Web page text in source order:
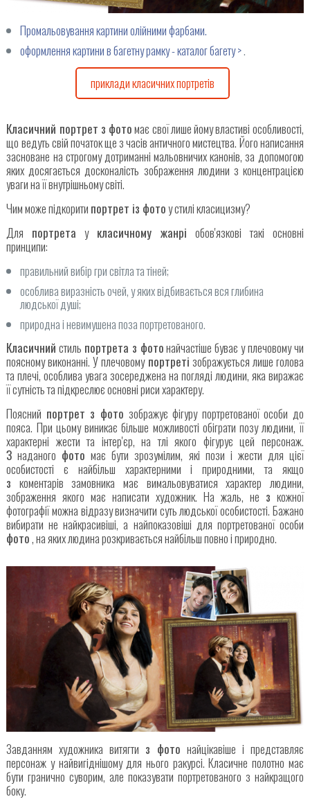
Промальовування картини олійними фарбами.
оформлення картини в багетну рамку - каталог багету >.
приклади класичних портретів
Класичний портрет з фотомає свої лише йому властиві особливості,
що ведуть свій початок ще з часів античного мистецтва. Його написання
засноване на строгому дотриманні мальовничих канонів, за допомогою
яких досягається досконалість зображення людини з концентрацією
уваги на її внутрішньому світі.
Чим може підкорити портрет із фотоу стилі класицизму?
Для портрета у класичному жанрі обов'язкові такі основні
принципи:
правильний вибір гри світла та тіней;
особлива виразність очей, у яких відбивається вся глибина
людської душі;
природна і невимушена поза портретованого.
Класичний стиль портрета з фотонайчастіше буває у плечовому чи
поясному виконанні. У плечовому портреті зображується лише голова
та плечі, особлива увага зосереджена на погляді людини, яка виражає
її сутність та підкреслює основні риси характеру.
Поясний портрет з фото зображує фігуру портретованої особи до
пояса. При цьому виникає більше можливості обіграти позу людини, її
характерні жести та інтер'єр, на тлі якого фігурує цей персонаж.
З наданого фото має бути зрозумілим, які пози і жести для цієї
особистості є найбільш характерними і природними, та якщо
з коментарів замовника має вимальовуватися характер людини,
зображення якого має написати художник. На жаль, не з кожної
фотографії можна відразу визначити суть людської особистості. Бажано
вибирати не найкрасивіші, а найпоказовіші для портретованої особи
фото, на яких людина розкривається найбільш повно і природно.
Завданням художника витягти з фото найцікавіше і представляє
персонаж у найвигіднішому для нього ракурсі. Класичне полотно має
бути гранично суворим, але показувати портретованого з найкращого
боку.